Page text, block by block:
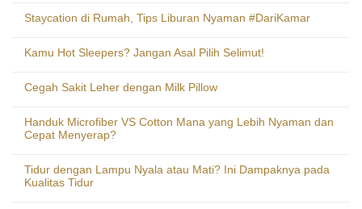
Staycation di Rumah, Tips Liburan Nyaman #DariKamar
Kamu Hot Sleepers? Jangan Asal Pilih Selimut!
Cegah Sakit Leher dengan Milk Pillow
Handuk Microfiber VS Cotton Mana yang Lebih Nyaman dan
Cepat Menyerap?
Tidur dengan Lampu Nyala atau Mati? Ini Dampaknya pada
Kualitas Tidur